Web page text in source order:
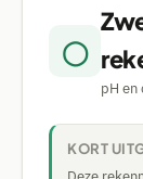
◯
pH en
KORT